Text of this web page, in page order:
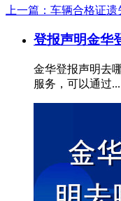
上一篇：车辆合格证
登报声明金华
金华登报声明去
服务，可以通过...